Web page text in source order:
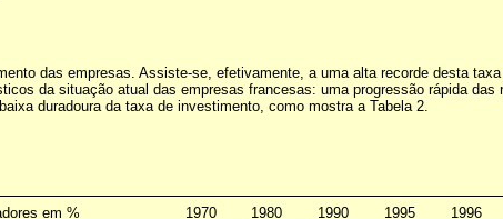
das empresas. Assiste-se, efetivamente, a uma alta recorde desta
da situação atual das empresas francesas: uma progressão rápida
duradoura da taxa de investimento, como mostra a Tabela 2.
em %
1970 1980 1990 1995 1996